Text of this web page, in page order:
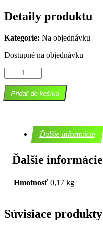
Detaily produktu
Kategorie: Na objednávku
Dostupné na objednávku
množstvo
AXLE,SHOCK
BRKT
Pridať do košíka
Ďalšie informácie
Ďalšie informácie
Hmotnosť 0,17 kg
Súvisiace produkty